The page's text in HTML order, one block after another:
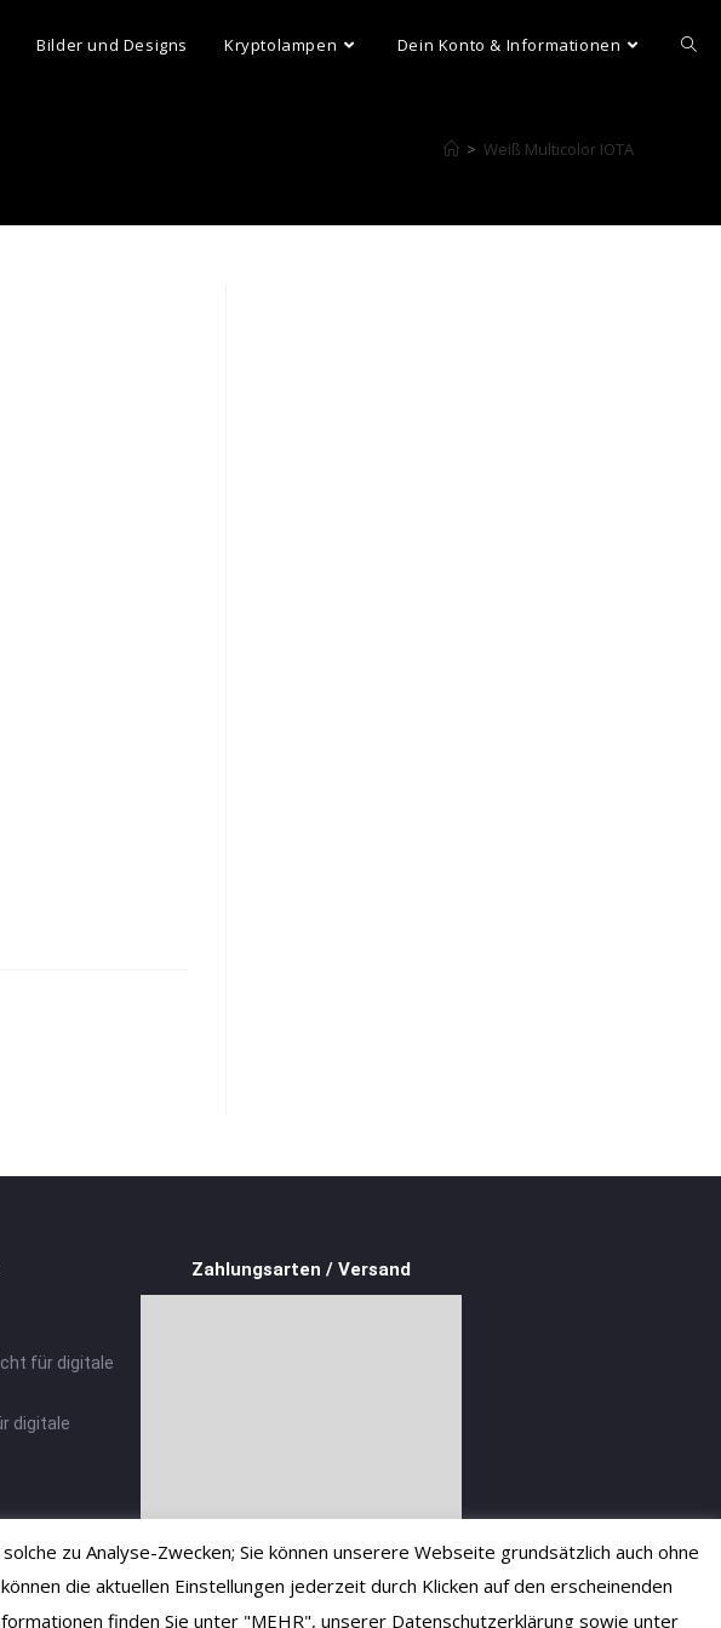
Bilder und Designs Kryptolampen Dein Konto & Informationen
> Weiß Multicolor IOTA
für digitale
digitale
Zahlungsarten / Versand
zu Analyse-Zwecken; Sie können unserere Webseite grundsätzlich auch ohne
die aktuellen Einstellungen jederzeit durch Klicken auf den erscheinenden
finden Sie unter "MEHR", unserer Datenschutzerklärung sowie unter